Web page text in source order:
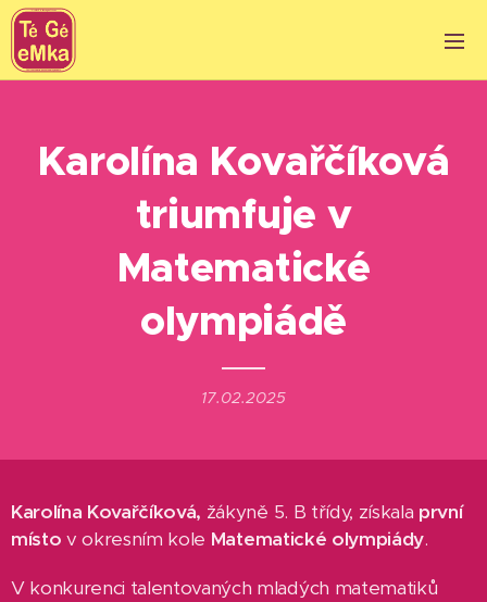
Karolína Kovařčíková
triumfuje v
Matematické
olympiádě
17.02.2025
Karolína Kovařčíková, žákyně 5. B třídy, získala první
místo v okresním kole Matematické olympiády.
V konkurenci talentovaných mladých matematiků